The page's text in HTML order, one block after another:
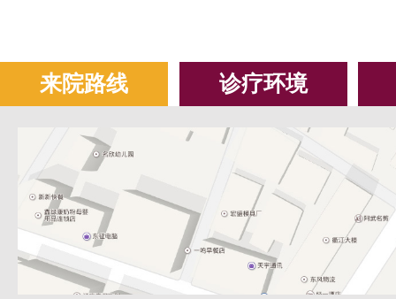
来院路线 诊疗环境